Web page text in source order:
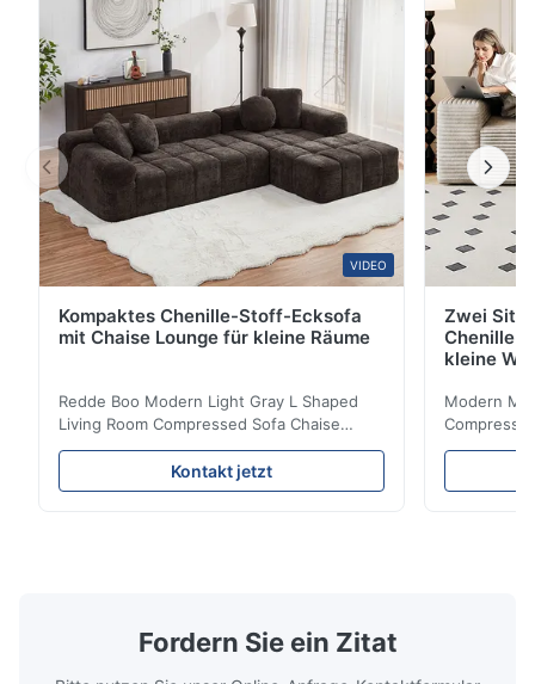
Schwammfüllung, ...
VIDEO
Kompaktes Chenille-Stoff-Ecksofa
mit Chaise Lounge für kleine Räume
Redde Boo Modern Light Gray L Shaped
Living Room Compressed Sofa Chaise
Lounge Product Overview High resilience
soft sectional sofa designed for small
spaces, featuring a contemporary light gray
Kontakt jetzt
Zwei
Chenille
kleine
Modern
Room
Fordern Sie ein Zitat